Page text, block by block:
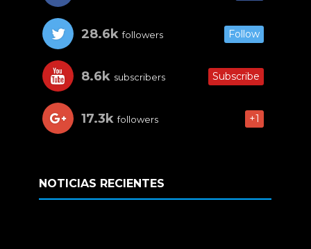
28.6k followers Follow
8.6k subscribers Subscribe
17.3k followers +1
NOTICIAS RECIENTES